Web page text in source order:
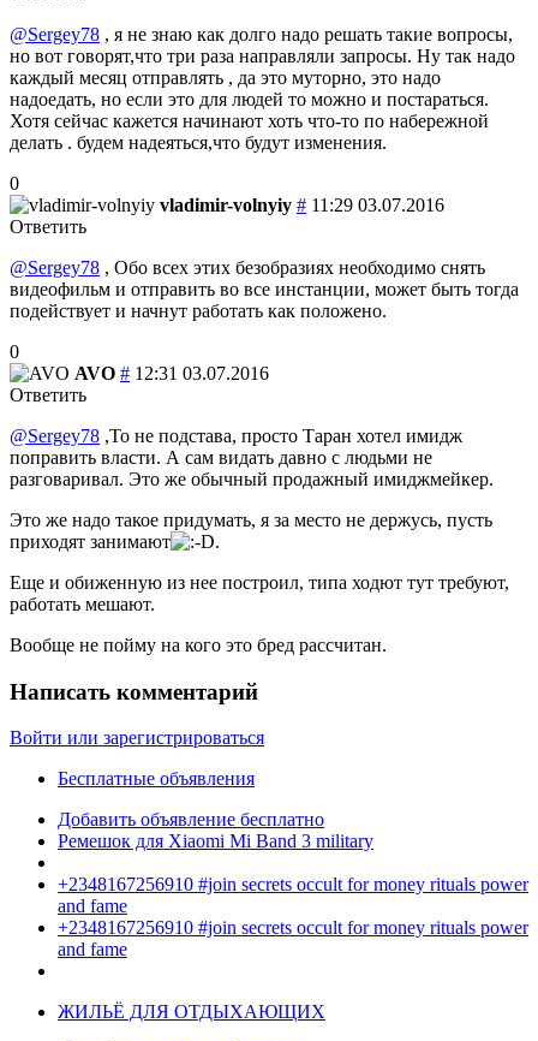
@Sergey78 , я не знаю как долго надо решать такие вопросы,
но вот говорят,что три раза направляли запросы. Ну так надо
каждый месяц отправлять , да это муторно, это надо
надоедать, но если это для людей то можно и постараться.
Хотя сейчас кажется начинают хоть что-то по набережной
делать . будем надеяться,что будут изменения.
0
vladimir-volnyiy # 11:29 03.07.2016
Ответить
@Sergey78 , Обо всех этих безобразиях необходимо снять
видеофильм и отправить во все инстанции, может быть тогда
подействует и начнут работать как положено.
0
AVO # 12:31 03.07.2016
Ответить
@Sergey78 ,То не подстава, просто Таран хотел имидж
поправить власти. А сам видать давно с людьми не
разговаривал. Это же обычный продажный имиджмейкер.
Это же надо такое придумать, я за место не держусь, пусть
приходят занимают
.
Еще и обиженную из нее построил, типа ходют тут требуют,
работать мешают.
Вообще не пойму на кого это бред рассчитан.
Написать комментарий
Войти или зарегистрироваться
Бесплатные объявления
Добавить объявление бесплатно
Ремешок для Xiaomi Mi Band 3 military
+2348167256910 #join secrets occult for money rituals power
and fame
+2348167256910 #join secrets occult for money rituals power
and fame
ЖИЛЬЁ ДЛЯ ОТДЫХАЮЩИХ